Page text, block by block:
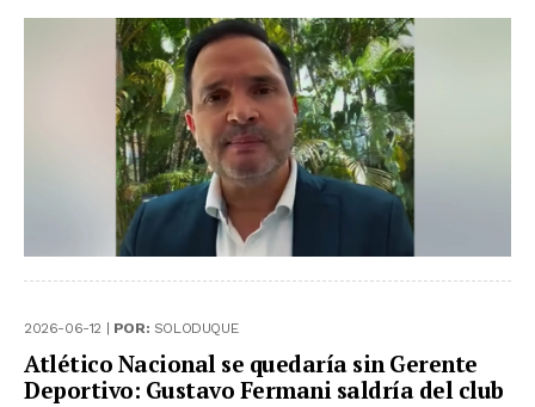
2026-06-12 | POR: SOLODUQUE
Atlético Nacional se quedaría sin Gerente
Deportivo: Gustavo Fermani saldría del club